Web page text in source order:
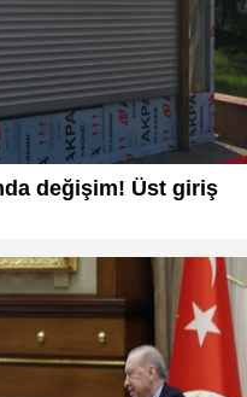
değişim! Üst giriş